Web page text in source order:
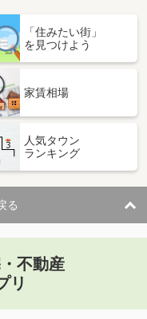
稲区曙八条１
「住みたい街」
を見つけよう
家賃相場
人気タウン
ランキング
る
不動産
リ